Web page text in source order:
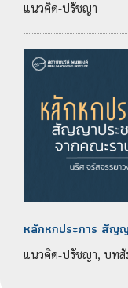
แนวคิด-ปรัชญา
หลักหกประการ สัญ
แนวคิด-ปรัชญา, บทสั